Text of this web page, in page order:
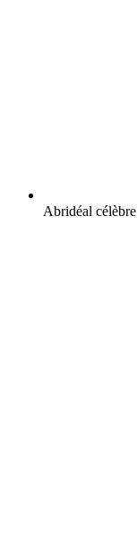
Abridéal célèbre